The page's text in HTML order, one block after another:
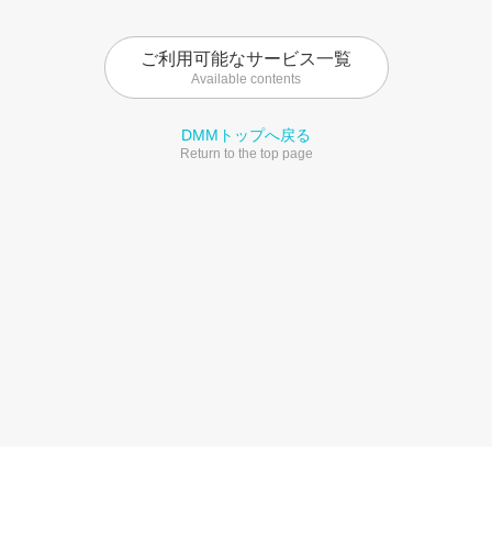
ご利用可能なサービス一覧
Available contents
DMMトップへ戻る
Return to the top page